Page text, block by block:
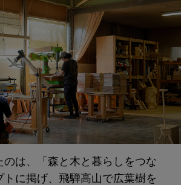
のは、「森と木と暮らしをつな
トに掲げ、飛騨高山で広葉樹を